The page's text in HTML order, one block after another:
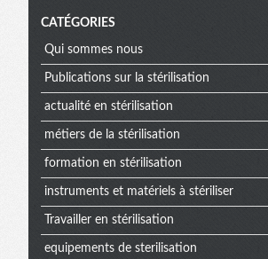
CATÉGORIES
Qui sommes nous
Publications sur la stérilisation
actualité en stérilisation
métiers de la stérilisation
formation en stérilisation
instruments et matériels à stériliser
Travailler en stérilisation
equipements de sterilisation